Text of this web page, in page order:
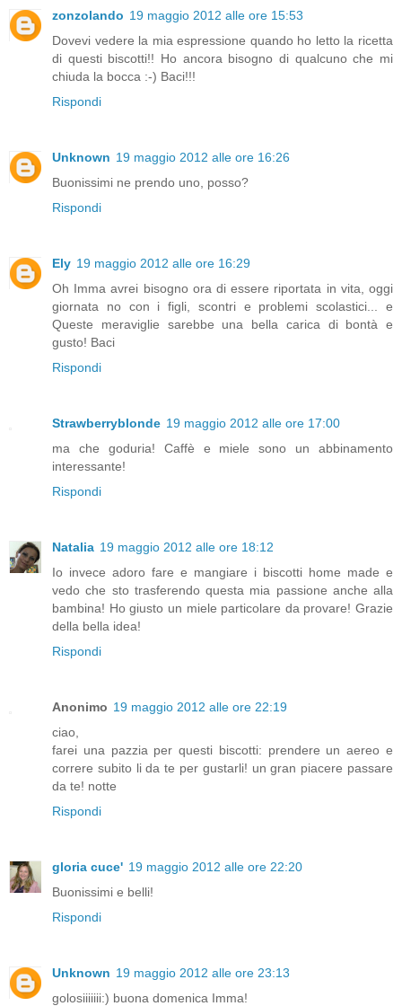
zonzolando 19 maggio 2012 alle ore 15:53
Dovevi vedere la mia espressione quando ho letto la ricetta
di questi biscotti!! Ho ancora bisogno di qualcuno che mi
chiuda la bocca :-) Baci!!!
Rispondi
Unknown 19 maggio 2012 alle ore 16:26
Buonissimi ne prendo uno, posso?
Rispondi
Ely 19 maggio 2012 alle ore 16:29
Oh Imma avrei bisogno ora di essere riportata in vita, oggi
giornata no con i figli, scontri e problemi scolastici... e
Queste meraviglie sarebbe una bella carica di bontà e
gusto! Baci
Rispondi
Strawberryblonde 19 maggio 2012 alle ore 17:00
ma che goduria! Caffè e miele sono un abbinamento
interessante!
Rispondi
Natalia 19 maggio 2012 alle ore 18:12
Io invece adoro fare e mangiare i biscotti home made e
vedo che sto trasferendo questa mia passione anche alla
bambina! Ho giusto un miele particolare da provare! Grazie
della bella idea!
Rispondi
Anonimo 19 maggio 2012 alle ore 22:19
ciao,
farei una pazzia per questi biscotti: prendere un aereo e
correre subito li da te per gustarli! un gran piacere passare
da te! notte
Rispondi
gloria cuce' 19 maggio 2012 alle ore 22:20
Buonissimi e belli!
Rispondi
Unknown 19 maggio 2012 alle ore 23:13
golosiiiiiii:) buona domenica Imma!